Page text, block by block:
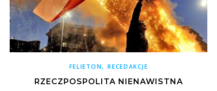
FELIETON,RECEDAKCJE
RZECZPOSPOLITA NIENAWISTNA